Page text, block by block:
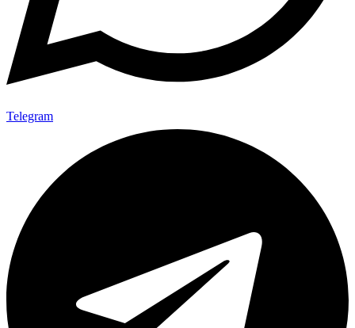
Telegram